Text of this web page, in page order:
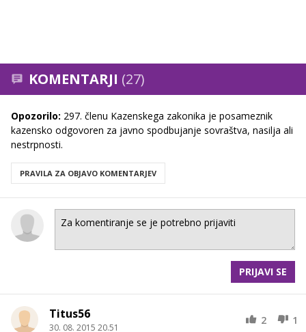
KOMENTARJI (27)
Opozorilo: 297. členu Kazenskega zakonika je posameznik
kazensko odgovoren za javno spodbujanje sovraštva, nasilja ali
nestrpnosti.
PRAVILA ZA OBJAVO KOMENTARJEV
PRIJAVI SE
Titus56
30. 08. 2015 20.51
2 1